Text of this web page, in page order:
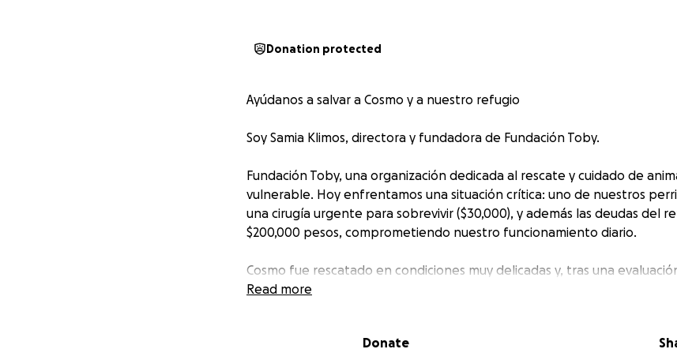
Donation protected
Ayúdanos a salvar a Cosmo y a nuestro refugio
Soy Samia Klimos, directora y fundadora de Fundación Toby.
Fundación Toby, una organización dedicada al rescate y cuidado de
vulnerable. Hoy enfrentamos una situación crítica: uno de nuestros
una cirugía urgente para sobrevivir ($30,000), y además las deudas del
$200,000 pesos, comprometiendo nuestro funcionamiento diario.
Cosmo fue rescatado en condiciones muy delicadas y, tras una
confirmó que necesita una operación costosa para tener una vida digna
Al mismo tiempo, hemos acumulado deudas por atención veterinaria,
Read more
Donate